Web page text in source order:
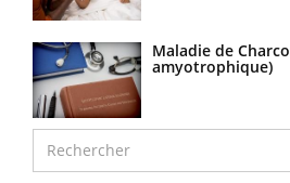
Maladie de
amyotrophique)